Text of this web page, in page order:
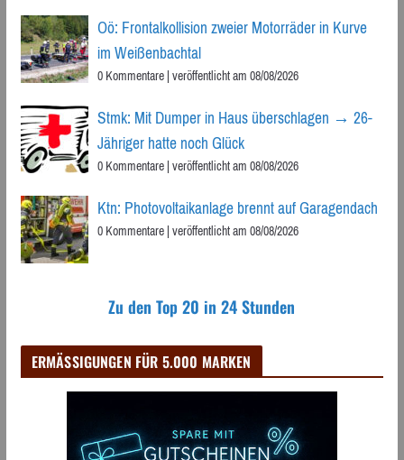
Oö: Frontalkollision zweier Motorräder in Kurve
im Weißenbachtal
0 Kommentare|veröffentlicht am 08/08/2026
Stmk: Mit Dumper in Haus überschlagen → 26-
Jähriger hatte noch Glück
0 Kommentare|veröffentlicht am 08/08/2026
Ktn: Photovoltaikanlage brennt auf Garagendach
0 Kommentare|veröffentlicht am 08/08/2026
Zu den Top 20 in 24 Stunden
ERMÄSSIGUNGEN FÜR 5.000 MARKEN